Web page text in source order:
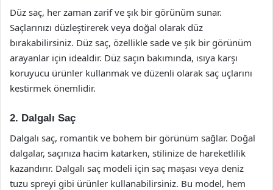
Düz saç, her zaman zarif ve şık bir görünüm sunar.
Saçlarınızı düzleştirerek veya doğal olarak düz
bırakabilirsiniz. Düz saç, özellikle sade ve şık bir görünüm
arayanlar için idealdir. Düz saçın bakımında, ısıya karşı
koruyucu ürünler kullanmak ve düzenli olarak saç uçlarını
kestirmek önemlidir.
2. Dalgalı Saç
Dalgalı saç, romantik ve bohem bir görünüm sağlar. Doğal
dalgalar, saçınıza hacim katarken, stilinize de hareketlilik
kazandırır. Dalgalı saç modeli için saç maşası veya deniz
tuzu spreyi gibi ürünler kullanabilirsiniz. Bu model, hem